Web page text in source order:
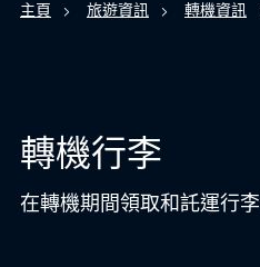
主頁 旅遊資訊 轉機資訊
轉機行李
在轉機期間領取和託運行李